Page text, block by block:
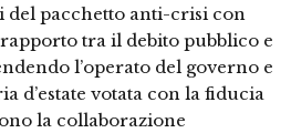
pacchetto anti-crisi con
tra il debito pubblico e
l’operato del governo e
d’estate votata con la fiducia
la collaborazione